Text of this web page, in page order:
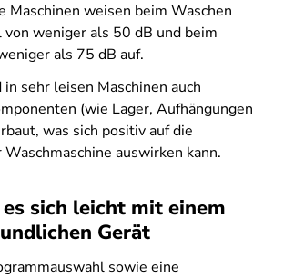
Maschinen weisen beim Waschen
weniger als 50 dB und beim
als 75 dB auf.
sehr leisen Maschinen auch
(wie Lager, Aufhängungen
was sich positiv auf die
auswirken kann.
es sich leicht mit einem
Gerät
sowie eine